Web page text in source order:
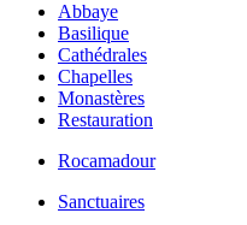
Abbaye
Basilique
Cathédrales
Chapelles
Monastères
Restauration
Rocamadour
Sanctuaires